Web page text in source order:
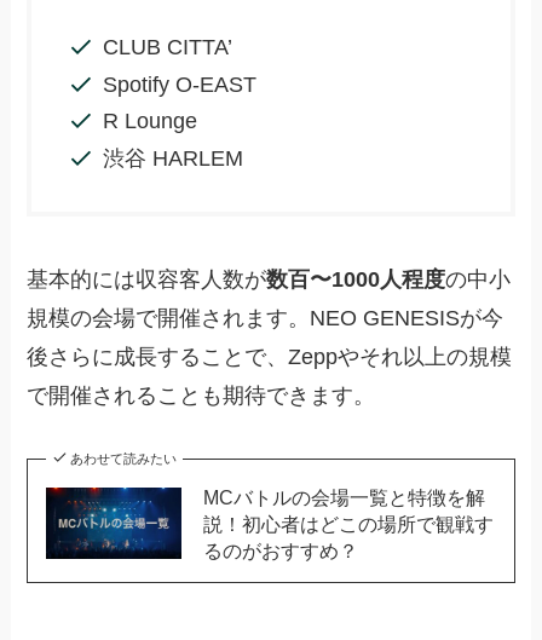
CLUB CITTA’
Spotify O-EAST
R Lounge
渋谷 HARLEM
基本的には収容客人数が数百〜1000人程度の中小
規模の会場で開催されます。NEO GENESISが今
後さらに成長することで、Zeppやそれ以上の規模
で開催されることも期待できます。
あわせて読みたい
MCバトルの会場一覧と特徴を解
説！初心者はどこの場所で観戦す
るのがおすすめ？